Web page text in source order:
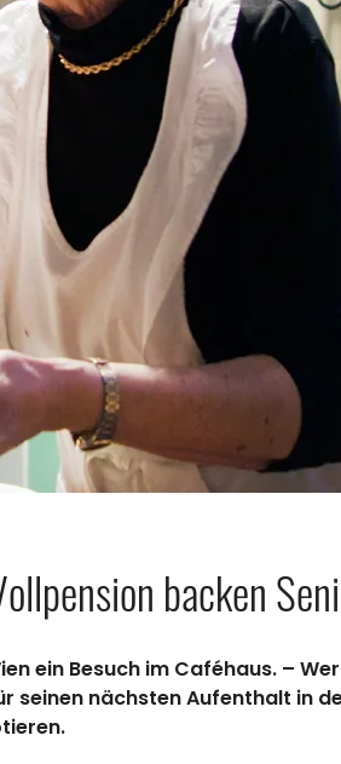
backen
ein Besuch im Caféhaus. –
seinen nächsten Aufenthalt in